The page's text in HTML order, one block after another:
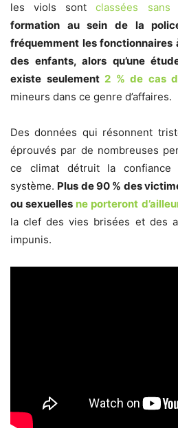
les viols sontclassées sans
formation au sein de la
fréquemment les fonctionnaires
des enfants, alors qu’une
existe seulement 2 % de cas
mineurs dans ce genre d’affaires.
Des données qui résonnent
éprouvés par de nombreuses
ce climat détruit la
système. Plus de 90 % des
ou sexuelles ne porteront
la clef des vies brisées et des
impunis.